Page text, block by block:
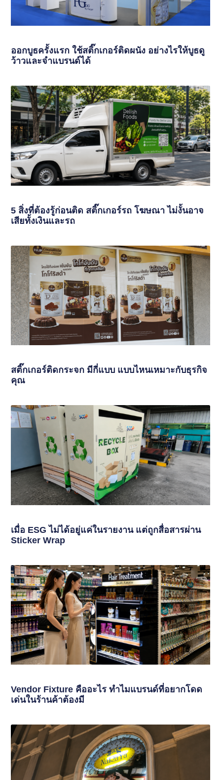
ออกบูธครั้งแรก ใช้สติ๊กเกอร์ติดผนัง อย่างไรให้บูธดู
ว้าวและจำแบรนด์ได้
5 สิ่งที่ต้องรู้ก่อนติด สติ๊กเกอร์รถ โฆษณา ไม่งั้นอาจ
เสียทั้งเงินและรถ
สติ๊กเกอร์ติดกระจก มีกี่แบบ แบบไหนเหมาะกับธุรกิจ
คุณ
เมื่อ ESG ไม่ได้อยู่แค่ในรายงาน แต่ถูกสื่อสารผ่าน
Sticker Wrap
Vendor Fixture คืออะไร ทำไมแบรนด์ที่อยากโดด
เด่นในร้านค้าต้องมี